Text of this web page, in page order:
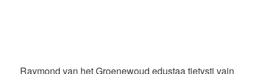
Raymond van het Groenewoud edustaa tietysti vain